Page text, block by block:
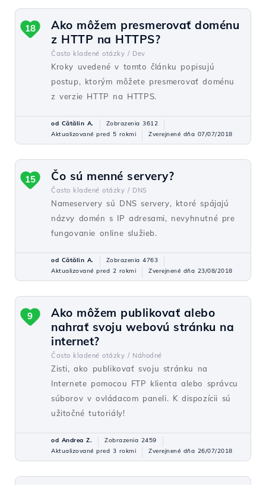
Ako môžem presmerovať doménu
z HTTP na HTTPS?
Často kladené otázky / Dev
Kroky uvedené v tomto článku popisujú
postup, ktorým môžete presmerovať doménu
z verzie HTTP na HTTPS.
18
od Cătălin A.
Zobrazenia 3612
Aktualizované pred 5 rokmi
Zverejnené dňa 07/07/2018
Čo sú menné servery?
Často kladené otázky / DNS
Nameservery sú DNS servery, ktoré spájajú
názvy domén s IP adresami, nevyhnutné pre
fungovanie online služieb.
15
od Cătălin A.
Zobrazenia 4763
Aktualizované pred 2 rokmi
Zverejnené dňa 23/08/2018
Ako môžem publikovať alebo
nahrať svoju webovú stránku na
internet?
Často kladené otázky / Náhodné
Zisti, ako publikovať svoju stránku na
Internete pomocou FTP klienta alebo správcu
súborov v ovládacom paneli. K dispozícii sú
užitočné tutoriály!
9
od Andrea Z.
Zobrazenia 2459
Aktualizované pred 3 rokmi
Zverejnené dňa 26/07/2018